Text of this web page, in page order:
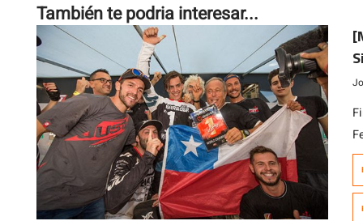
También te podria interesar...